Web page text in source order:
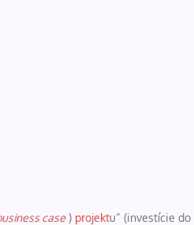
case ) projektu“ (investície do